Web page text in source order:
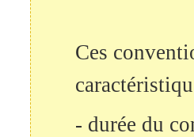
Ces
- durée du